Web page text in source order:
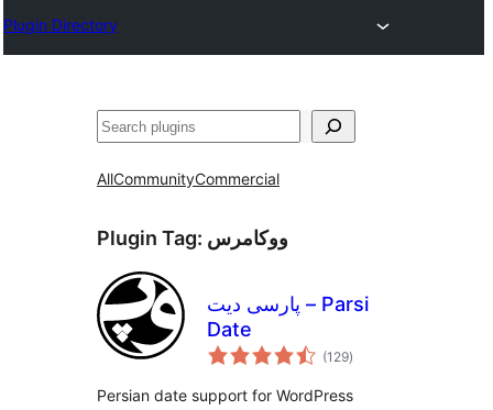
Plugin Directory
Lorg
AllCommunityCommercial
Plugin Tag: ووکامرس
پارسی دیت – Parsi
Date
(129total
ratings
)
Persian date support for WordPress